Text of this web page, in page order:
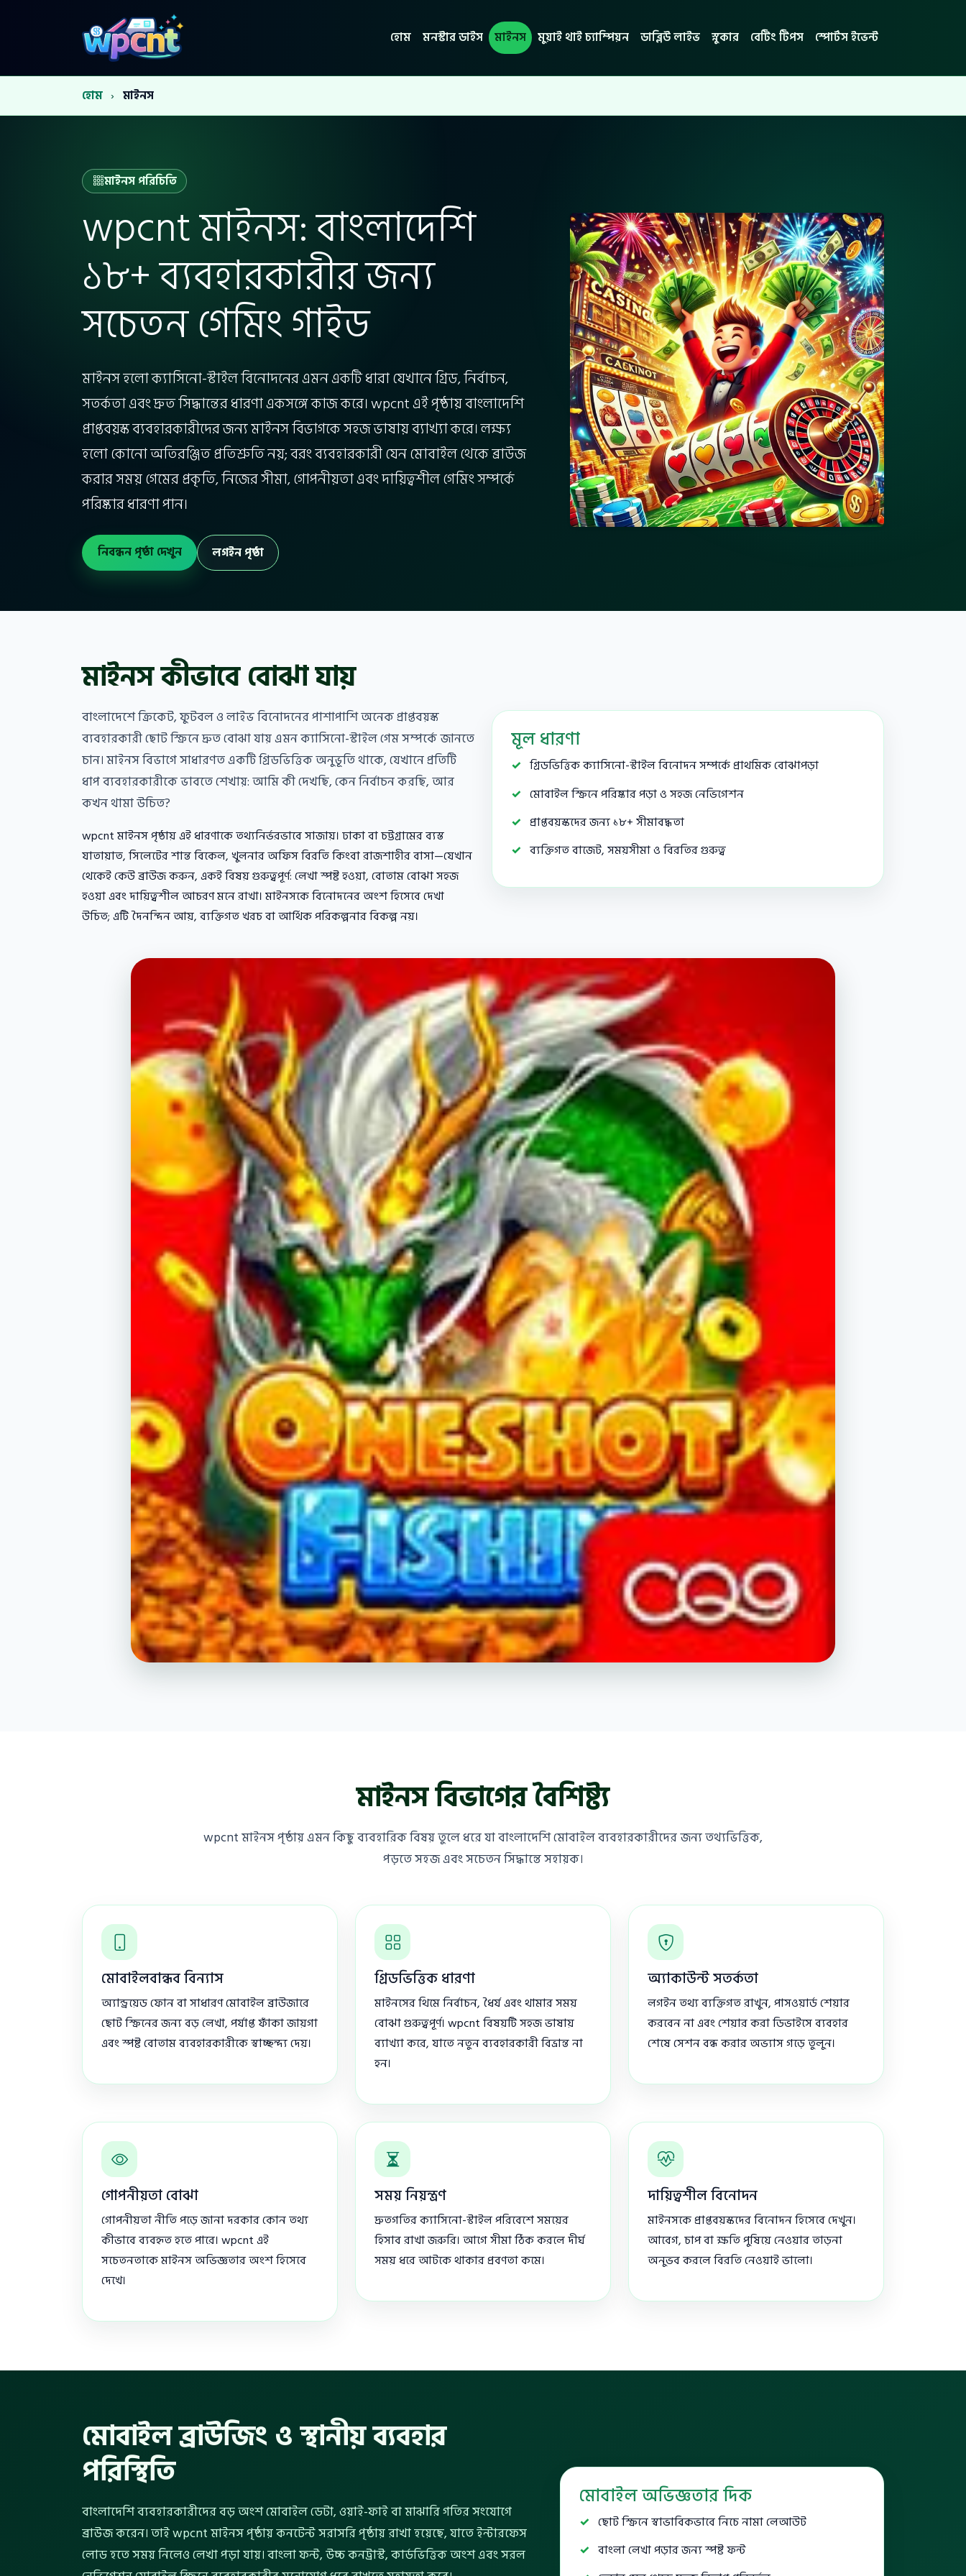
হোম মনস্টার ডাইস মাইনস মুয়াই থাই চ্যাম্পিয়ন ডাব্লিউ লাইভ স্নুকার বেটিং টিপস স্পোর্টস ইভেন্ট
হোম › মাইনস
মাইনস পরিচিতি
wpcnt মাইনস: বাংলাদেশি
১৮+ ব্যবহারকারীর জন্য
সচেতন গেমিং গাইড
মাইনস হলো ক্যাসিনো-স্টাইল বিনোদনের এমন একটি ধারা যেখানে গ্রিড, নির্বাচন,
সতর্কতা এবং দ্রুত সিদ্ধান্তের ধারণা একসঙ্গে কাজ করে। wpcnt এই পৃষ্ঠায় বাংলাদেশি
প্রাপ্তবয়স্ক ব্যবহারকারীদের জন্য মাইনস বিভাগকে সহজ ভাষায় ব্যাখ্যা করে। লক্ষ্য
হলো কোনো অতিরঞ্জিত প্রতিশ্রুতি নয়; বরং ব্যবহারকারী যেন মোবাইল থেকে ব্রাউজ
করার সময় গেমের প্রকৃতি, নিজের সীমা, গোপনীয়তা এবং দায়িত্বশীল গেমিং সম্পর্কে
পরিষ্কার ধারণা পান।
নিবন্ধন পৃষ্ঠা দেখুন লগইন পৃষ্ঠা
মাইনস কীভাবে বোঝা যায়
বাংলাদেশে ক্রিকেট, ফুটবল ও লাইভ বিনোদনের পাশাপাশি অনেক প্রাপ্তবয়স্ক
ব্যবহারকারী ছোট স্ক্রিনে দ্রুত বোঝা যায় এমন ক্যাসিনো-স্টাইল গেম সম্পর্কে জানতে
চান। মাইনস বিভাগে সাধারণত একটি গ্রিডভিত্তিক অনুভূতি থাকে, যেখানে প্রতিটি
ধাপ ব্যবহারকারীকে ভাবতে শেখায়: আমি কী দেখছি, কেন নির্বাচন করছি, আর
কখন থামা উচিত?
wpcnt মাইনস পৃষ্ঠায় এই ধারণাকে তথ্যনির্ভরভাবে সাজায়। ঢাকা বা চট্টগ্রামের ব্যস্ত
যাতায়াত, সিলেটের শান্ত বিকেল, খুলনার অফিস বিরতি কিংবা রাজশাহীর বাসা—যেখান
থেকেই কেউ ব্রাউজ করুন, একই বিষয় গুরুত্বপূর্ণ: লেখা স্পষ্ট হওয়া, বোতাম বোঝা সহজ
হওয়া এবং দায়িত্বশীল আচরণ মনে রাখা। মাইনসকে বিনোদনের অংশ হিসেবে দেখা
উচিত; এটি দৈনন্দিন আয়, ব্যক্তিগত খরচ বা আর্থিক পরিকল্পনার বিকল্প নয়।
মূল ধারণা
গ্রিডভিত্তিক ক্যাসিনো-স্টাইল বিনোদন সম্পর্কে প্রাথমিক বোঝাপড়া
মোবাইল স্ক্রিনে পরিষ্কার পড়া ও সহজ নেভিগেশন
প্রাপ্তবয়স্কদের জন্য ১৮+ সীমাবদ্ধতা
ব্যক্তিগত বাজেট, সময়সীমা ও বিরতির গুরুত্ব
মাইনস বিভাগের বৈশিষ্ট্য
wpcnt মাইনস পৃষ্ঠায় এমন কিছু ব্যবহারিক বিষয় তুলে ধরে যা বাংলাদেশি মোবাইল ব্যবহারকারীদের জন্য তথ্যভিত্তিক,
পড়তে সহজ এবং সচেতন সিদ্ধান্তে সহায়ক।
মোবাইলবান্ধব বিন্যাস
অ্যান্ড্রয়েড ফোন বা সাধারণ মোবাইল ব্রাউজারে
ছোট স্ক্রিনের জন্য বড় লেখা, পর্যাপ্ত ফাঁকা জায়গা
এবং স্পষ্ট বোতাম ব্যবহারকারীকে স্বাচ্ছন্দ্য দেয়।
গ্রিডভিত্তিক ধারণা
মাইনসের থিমে নির্বাচন, ধৈর্য এবং থামার সময়
বোঝা গুরুত্বপূর্ণ। wpcnt বিষয়টি সহজ ভাষায়
ব্যাখ্যা করে, যাতে নতুন ব্যবহারকারী বিভ্রান্ত না
হন।
অ্যাকাউন্ট সতর্কতা
লগইন তথ্য ব্যক্তিগত রাখুন, পাসওয়ার্ড শেয়ার
করবেন না এবং শেয়ার করা ডিভাইসে ব্যবহার
শেষে সেশন বন্ধ করার অভ্যাস গড়ে তুলুন।
গোপনীয়তা বোঝা
গোপনীয়তা নীতি পড়ে জানা দরকার কোন তথ্য
কীভাবে ব্যবহৃত হতে পারে। wpcnt এই
সচেতনতাকে মাইনস অভিজ্ঞতার অংশ হিসেবে
দেখে।
সময় নিয়ন্ত্রণ
দ্রুতগতির ক্যাসিনো-স্টাইল পরিবেশে সময়ের
হিসাব রাখা জরুরি। আগে সীমা ঠিক করলে দীর্ঘ
সময় ধরে আটকে থাকার প্রবণতা কমে।
দায়িত্বশীল বিনোদন
মাইনসকে প্রাপ্তবয়স্কদের বিনোদন হিসেবে দেখুন।
আবেগ, চাপ বা ক্ষতি পুষিয়ে নেওয়ার তাড়না
অনুভব করলে বিরতি নেওয়াই ভালো।
মোবাইল ব্রাউজিং ও স্থানীয় ব্যবহার
পরিস্থিতি
বাংলাদেশি ব্যবহারকারীদের বড় অংশ মোবাইল ডেটা, ওয়াই-ফাই বা মাঝারি গতির সংযোগে
ব্রাউজ করেন। তাই wpcnt মাইনস পৃষ্ঠায় কনটেন্ট সরাসরি পৃষ্ঠায় রাখা হয়েছে, যাতে ইন্টারফেস
লোড হতে সময় নিলেও লেখা পড়া যায়। বাংলা ফন্ট, উচ্চ কনট্রাস্ট, কার্ডভিত্তিক অংশ এবং সরল
মোবাইল অভিজ্ঞতার দিক
ছোট স্ক্রিনে স্বাভাবিকভাবে নিচে নামা লেআউট
বাংলা লেখা পড়ার জন্য স্পষ্ট ফন্ট